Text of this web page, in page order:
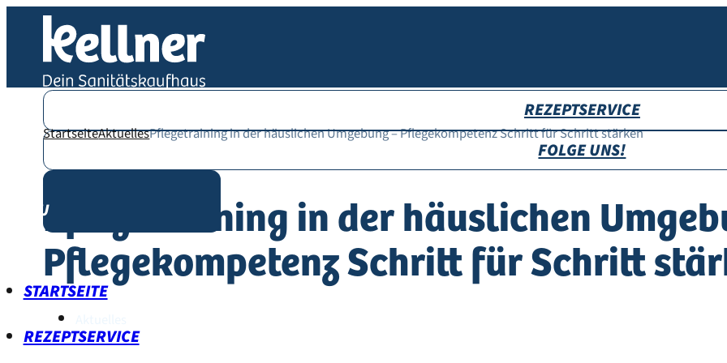
REZEPTSERVICE
FOLGE UNS!
STARTSEITE
REZEPTSERVICE
StartseiteAktuellesPflegetraining in der häuslichen Umgebung – Pflegekompetenz Schritt für Schritt stärken
Pflegetraining in der häuslichen
Pflegekompetenz Schritt für Schritt